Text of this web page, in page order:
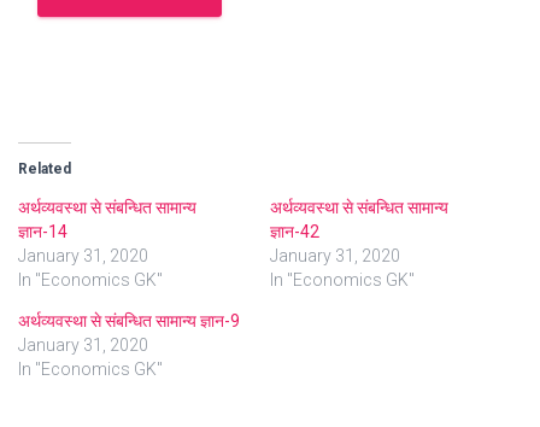
Related
अर्थव्यवस्था से संबन्धित सामान्य
ज्ञान-14
January 31, 2020
In "Economics GK"
अर्थव्यवस्था से संबन्धित सामान्य
ज्ञान-42
January 31, 2020
In "Economics GK"
अर्थव्यवस्था से संबन्धित सामान्य ज्ञान-9
January 31, 2020
In "Economics GK"